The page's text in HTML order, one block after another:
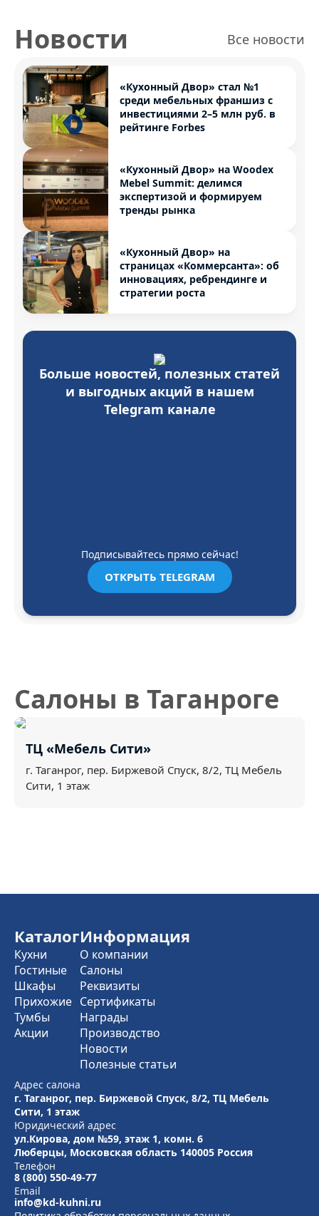
Новости Все новости
«Кухонный Двор» стал №1
среди мебельных франшиз с
инвестициями 2–5 млн руб. в
рейтинге Forbes
«Кухонный Двор» на Woodex
Mebel Summit: делимся
экспертизой и формируем
тренды рынка
«Кухонный Двор» на
страницах «Коммерсанта»: об
инновациях, ребрендинге и
стратегии роста
Больше новостей, полезных статей
и выгодных акций в нашем
Telegram канале
Подписывайтесь прямо сейчас!
ОТКРЫТЬ TELEGRAM
Салоны в Таганроге
ТЦ «Мебель Сити»
г. Таганрог, пер. Биржевой Спуск, 8/2, ТЦ Мебель
Сити, 1 этаж
Каталог
Кухни
Гостиные
Шкафы
Прихожие
Тумбы
Акции
Информация
О компании
Салоны
Реквизиты
Сертификаты
Награды
Производство
Новости
Полезные статьи
Адрес салона
г. Таганрог, пер. Биржевой Спуск, 8/2, ТЦ Мебель
Сити, 1 этаж
Юридический адрес
ул.Кирова, дом №59, этаж 1, комн. 6
Люберцы, Московская область 140005 Россия
Телефон
8 (800) 550-49-77
Email
info@kd-kuhni.ru